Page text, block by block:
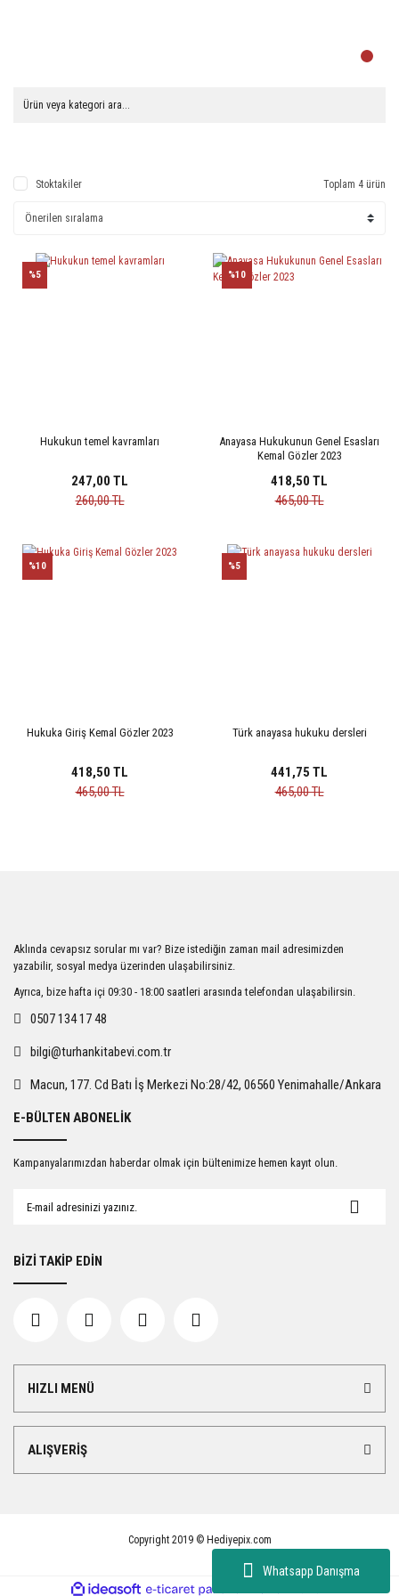
Whatsapp Danışma
Stoktakiler Toplam 4 ürün
Hukukun temel kavramları
%5
247,00 TL
260,00 TL
Anayasa Hukukunun Genel Esasları
Kemal Gözler 2023
%10
418,50 TL
465,00 TL
Hukuka Giriş Kemal Gözler 2023
%10
418,50 TL
465,00 TL
Türk anayasa hukuku dersleri
%5
441,75 TL
465,00 TL
Aklında cevapsız sorular mı var? Bize istediğin zaman mail adresimizden
yazabilir, sosyal medya üzerinden ulaşabilirsiniz.
Ayrıca, bize hafta içi 09:30 - 18:00 saatleri arasında telefondan ulaşabilirsin.
0507 134 17 48
bilgi@turhankitabevi.com.tr
Macun, 177. Cd Batı İş Merkezi No:28/42, 06560 Yenimahalle/Ankara
HIZLI MENÜ
ALIŞVERİŞ
E-BÜLTEN ABONELİK
Kampanyalarımızdan haberdar olmak için bültenimize hemen kayıt olun.
BİZİ TAKİP EDİN
Copyright 2019 © Hediyepix.com
ideasoft